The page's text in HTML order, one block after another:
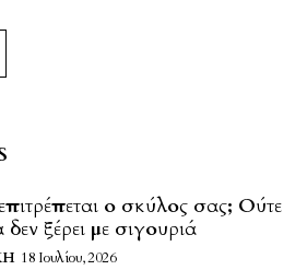
ο σκύλος σας; Ούτε
ξέρει με σιγουριά
18 Ιουλίου, 2026